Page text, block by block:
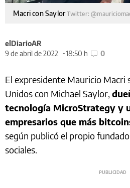
Macri con SaylorTwitter:
elDiarioAR
9 de abril de 2022
18:50 h 0
El expresidente Mauricio Macri
Unidos con Michael Saylor,
tecnología MicroStrategy y
empresarios que más
según publicó el propio
sociales.